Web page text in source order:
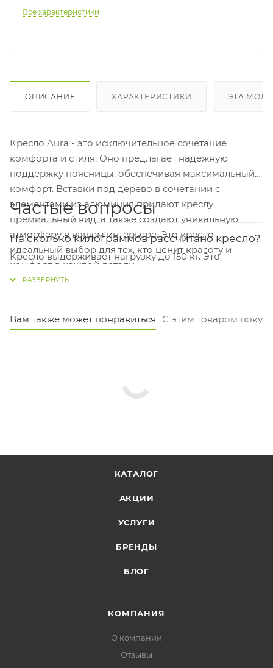
Все характеристики
ОПИСАНИЕ ХАРАКТЕРИСТИКИ ЭТА
Кресло Aura - это исключительное сочетание
комфорта и стиля. Оно предлагает надежную
поддержку поясницы, обеспечивая максимальный
комфорт. Вставки под дерево в сочетании с
элементами из алюминия придают креслу
премиальный вид, а также создают уникальную
атмосферу в вашем интерьере. Это кресло
идеальный выбор для тех, кто ценит красоту и
комфорт в каждой детали.
Частые вопросы
На сколько килограммов рассчитано кресло?
Кресло выдерживает нагрузку до 150 кг. Это
Из чего сделана крестовина и каркас?
Какие у кресла размеры сиденья и спинки?
Какая гарантия на кресло?
Гарантийный срок составляет 5 лет. Это говорит о
производителя в качестве.
менеджеру — рассчитаем цену на вашу партию.
Вам также может понравиться С этим товаром
КАТАЛОГ
АКЦИИ
УСЛУГИ
БРЕНДЫ
БЛОГ
КОМПАНИЯ
О компании
Отзывы